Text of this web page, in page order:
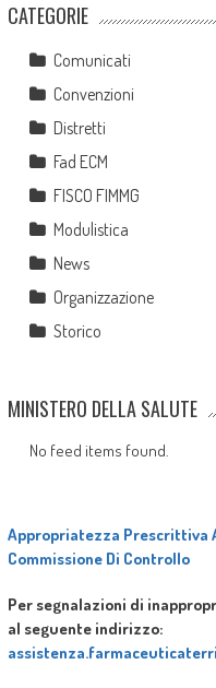
CATEGORIE
Comunicati
Convenzioni
Distretti
Fad ECM
FISCO FIMMG
Modulistica
News
Organizzazione
Storico
MINISTERO DELLA SALUTE
No feed items found.
Appropriatezza Prescrittiva
Commissione Di Controllo
Per segnalazioni di
al seguente indirizzo: